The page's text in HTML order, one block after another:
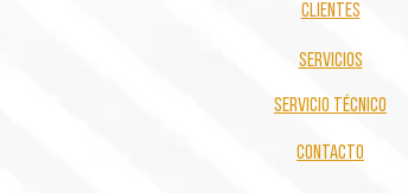
clientes
servicios
servicio técnico
contacto